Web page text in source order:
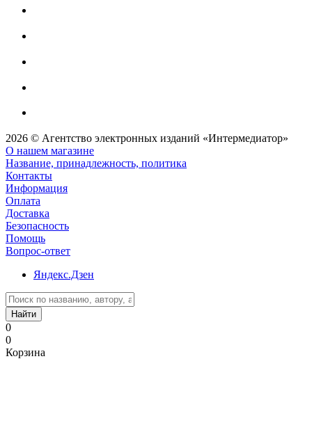
2026 © Агентство электронных изданий «Интермедиатор»
О нашем магазине
Название, принадлежность, политика
Контакты
Информация
Оплата
Доставка
Безопасность
Помощь
Вопрос-ответ
Яндекс.Дзен
Найти
0
0
Корзина